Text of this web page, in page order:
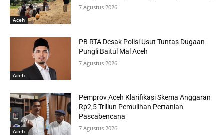
Aceh
7 Agustus 2026
Aceh
PB RTA Desak Polisi Usut Tuntas Dugaan
Pungli Baitul Mal Aceh
7 Agustus 2026
Aceh
Pemprov Aceh Klarifikasi Skema Anggaran
Rp2,5 Triliun Pemulihan Pertanian
Pascabencana
7 Agustus 2026